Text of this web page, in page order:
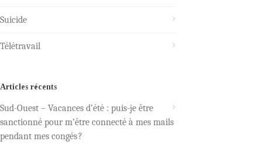
Suicide
Télétravail
Articles récents
Sud-Ouest – Vacances d’été : puis-je être
sanctionné pour m’être connecté à mes mails
pendant mes congés ?